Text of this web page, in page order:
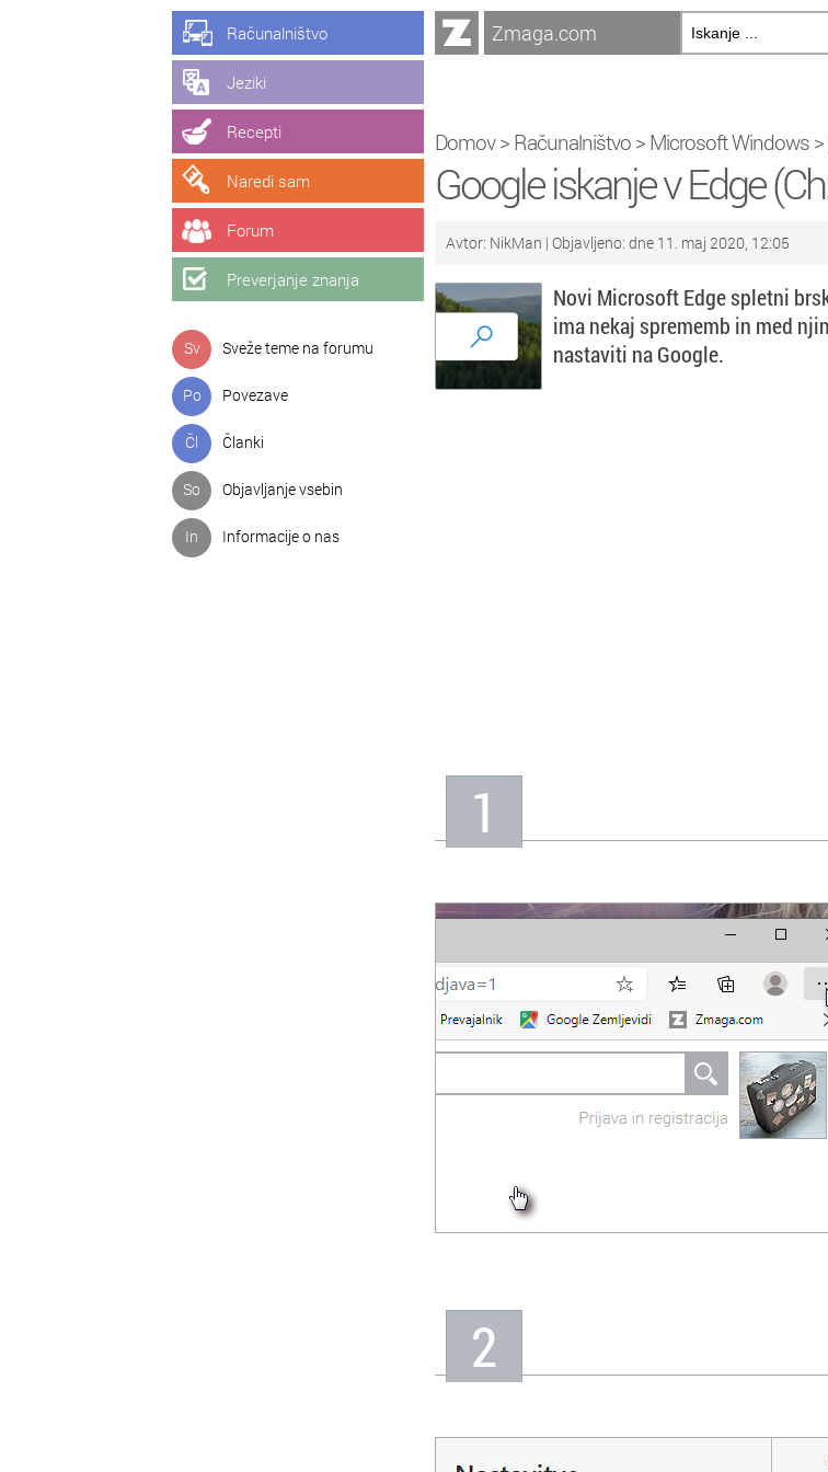
Računalništvo
Jeziki
Recepti
Naredi sam
Forum
Preverjanje znanja
Sv Sveže teme na forumu
Po Povezave
Čl Članki
So Objavljanje vsebin
In Informacije o nas
Zmaga.com
Domov> Računalništvo > Microsoft Windows >
Google iskanje v Edge
Avtor: NikMan | Objavljeno: dne 11. maj 2020, 12:05
Novi Microsoft Edge spletni
ima nekaj sprememb in med
nastaviti na Google.
1
2